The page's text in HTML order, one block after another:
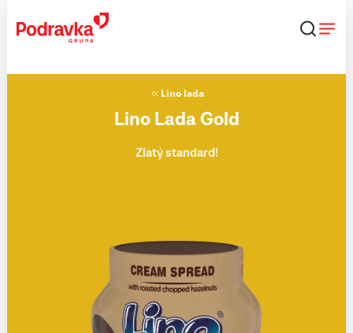
obsahu
Lino lada
Lino Lada Gold
Zlatý standard!